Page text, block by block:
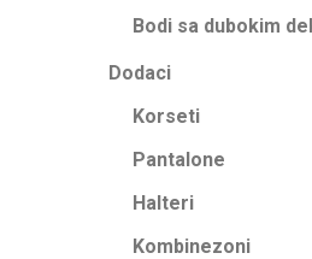
Bodi sa dubokim
Dodaci
Korseti
Pantalone
Halteri
Kombinezoni